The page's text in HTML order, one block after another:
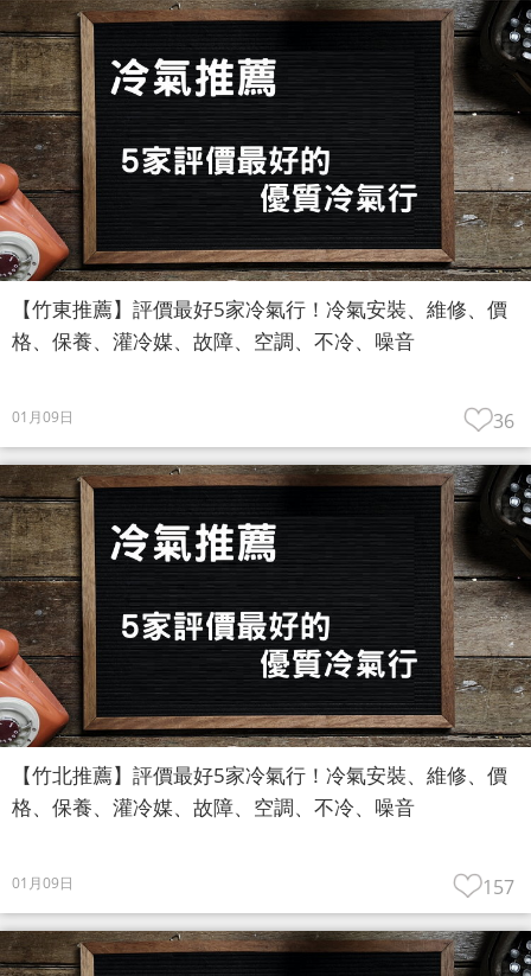
【竹東推薦】評價最好5家冷氣行！冷氣安裝、維修、價
格、保養、灌冷媒、故障、空調、不冷、噪音
01月09日 36
【竹北推薦】評價最好5家冷氣行！冷氣安裝、維修、價
格、保養、灌冷媒、故障、空調、不冷、噪音
01月09日 157